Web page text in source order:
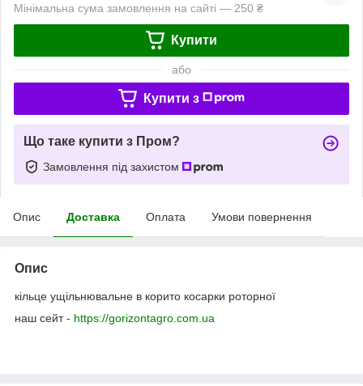
Мінімальна сума замовлення на сайті — 250 ₴
Купити
або
Купити з
Що таке купити з Пром?
Замовлення під захистом
Опис Доставка Оплата Умови повернення
Опис
кільце ущільнювальне в корито косарки роторної
наш сейт - https://gorizontagro.com.ua